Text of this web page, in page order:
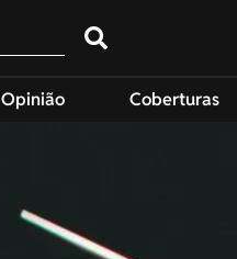
Opinião Coberturas